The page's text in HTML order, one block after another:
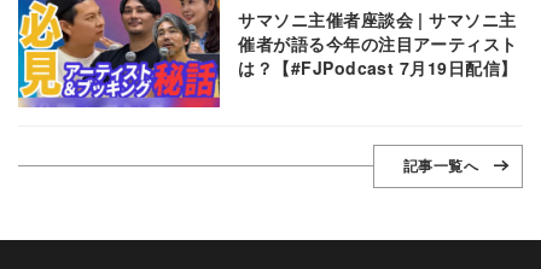
サマソニ主催者座談会 | サマソニ主
催者が語る今年の注目アーティスト
は？【#FJPodcast 7月19日配信】
記事一覧へ